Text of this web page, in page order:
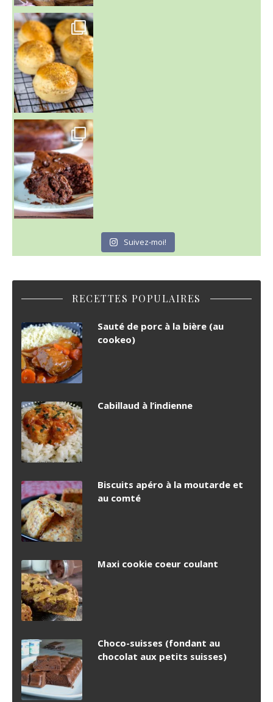
~ BUNS MAISON ~
Un peu de boulange par ici au
~ GÂTEAU FONDANT CHOCO NOISETTE ~
C'est lundi
Suivez-moi!
RECETTES POPULAIRES
Sauté de porc à la bière (au
cookeo)
Cabillaud à l’indienne
Biscuits apéro à la moutarde et
au comté
Maxi cookie coeur coulant
Choco-suisses (fondant au
chocolat aux petits suisses)